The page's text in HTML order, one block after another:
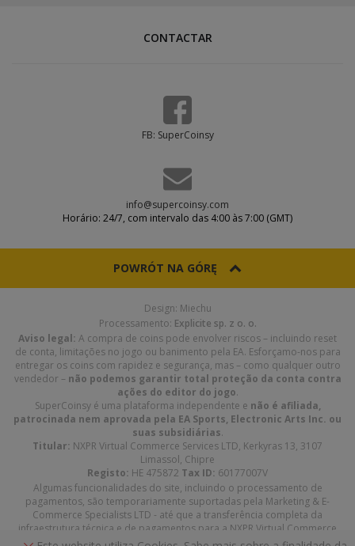
CONTACTAR
FB: SuperCoinsy
info@supercoinsy.com
Horário: 24/7, com intervalo das 4:00 às 7:00 (GMT)
POWRÓT NA GÓRĘ
Design: Miechu
Processamento: Explicite sp. z o. o.
Aviso legal: A compra de coins pode envolver riscos – incluindo reset
de conta, limitações no jogo ou banimento pela EA. Esforçamo-nos para
entregar os coins com rapidez e segurança, mas – como qualquer outro
vendedor – não podemos garantir total proteção da conta contra
ações do editor do jogo.
SuperCoinsy é uma plataforma independente e não é afiliada,
patrocinada nem aprovada pela EA Sports, Electronic Arts Inc. ou
suas subsidiárias.
Titular: NXPR Virtual Commerce Services LTD, Kerkyras 13, 3107
Limassol, Chipre
Registo: HE 475872 Tax ID: 60177007V
Algumas funcionalidades do site, incluindo o processamento de
pagamentos, são temporariamente suportadas pela Marketing & E-
Commerce Specialists LTD - até que a transferência completa da
infraestrutura técnica e de pagamentos para a NXPR Virtual Commerce
Services LTD seja concluída.